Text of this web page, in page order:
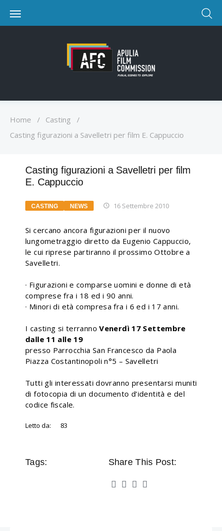
Home / Casting
/
Casting figurazioni a Savelletri per film E. Cappuccio
Casting figurazioni a Savelletri per film
E. Cappuccio
CASTING NEWS 16 Settembre 2010
Si cercano ancora figurazioni per il nuovo
lungometraggio diretto da Eugenio Cappuccio,
le cui riprese partiranno il prossimo Ottobre a
Savelletri.
· Figurazioni e comparse uomini e donne di età
comprese fra i 18 ed i 90 anni.
· Minori di età compresa fra i 6 ed i 17 anni.
I casting si terrannoVenerdì 17 Settembre
dalle 11 alle 19
presso Parrocchia San Francesco da Paola
Piazza Costantinopoli n°5 – Savelletri
Tutti gli interessati dovranno presentarsi muniti
di fotocopia di un documento d’identità e del
codice fiscale.
Letto da: 83
Tags: Share This Post: